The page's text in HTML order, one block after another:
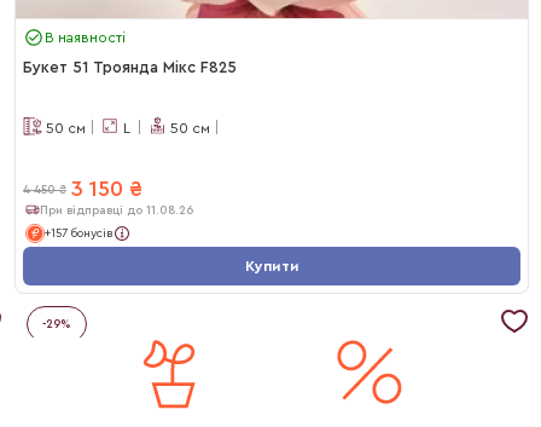
В наявності
Букет 51 Троянда Мікс F825
50 см L 50 см
4 450 ₴ 3 150 ₴
При відправці до 11.08.26
+157 бонусів
Купити
-29%